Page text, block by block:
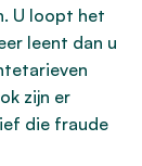
U loopt het
leent dan u
zijn er
die fraude